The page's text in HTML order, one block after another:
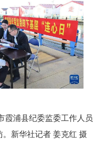
霞浦县纪委监委工作人员
新华社记者 姜克红 摄